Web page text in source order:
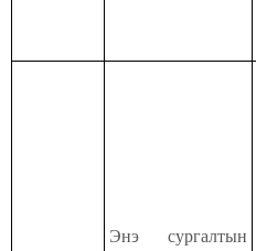
Энэ сургалтын